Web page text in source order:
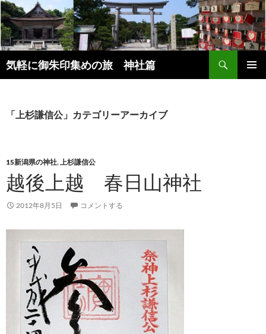
コ
ン
テ
ン
ツ
へ
気軽に御朱印集めの旅 神社篇
索
「上杉謙信公」カテゴリーアーカイブ
15新潟県の神社,上杉謙信公
越後上越 春日山神社
2012年8月5日 コメントする